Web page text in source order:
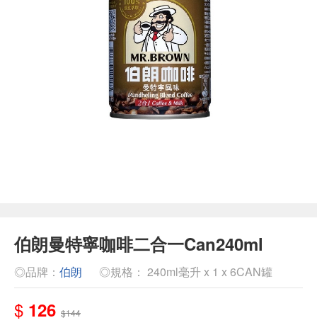
伯朗曼特寧咖啡二合一Can240ml
◎品牌： 伯朗 ◎規格： 240ml毫升 x 1 x 6CAN罐
$ 126 $144